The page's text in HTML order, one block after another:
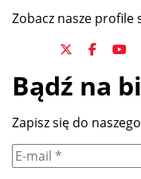
Zobacz nasze profile
Bądź na
Zapisz się do